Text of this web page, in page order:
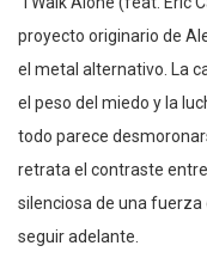
proyecto originario de
el metal alternativo. La
el peso del miedo y la
todo parece
retrata el contraste
silenciosa de una
seguir adelante.